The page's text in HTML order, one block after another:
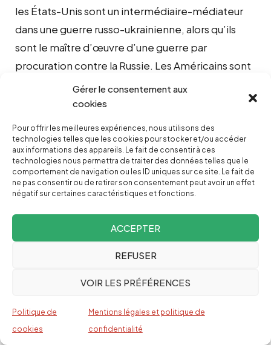
Gérer le consentement aux
cookies
Pour offrir les meilleures expériences, nous utilisons des
technologies telles que les cookies pour stocker et/ou accéder
aux informations des appareils. Le fait de consentir à ces
technologies nous permettra de traiter des données telles que le
comportement de navigation ou les ID uniques sur ce site. Le fait de
ne pas consentir ou de retirer son consentement peut avoir un effet
négatif sur certaines caractéristiques et fonctions.
ACCEPTER
REFUSER
VOIR LES PRÉFÉRENCES
Politique de
cookies
Mentions légales et politique de
confidentialité
les États-Unis sont un intermédiaire-médiateur
dans une guerre russo-ukrainienne, alors qu’ils
sont le maître d’œuvre d’une guerre par
procuration contre la Russie. Les Américains sont
au commandement de l’OTAN qui mène cette
guerre et les États-Unis sont la principale source
voudrait que Zelensky soit celui qui consent à
faire des concessions et à signer. Mais ce dernier
sait qu’il risquerait de signer en même temps son
arrêt de mort aux mains des radicaux. D’autre part,
et européens pour entretenir le fantasme d’une
coûte à l’Ukraine.
À l’intérieur de ces paramètres, l’année 2025 est
consacrée aux tentatives désordonnées de